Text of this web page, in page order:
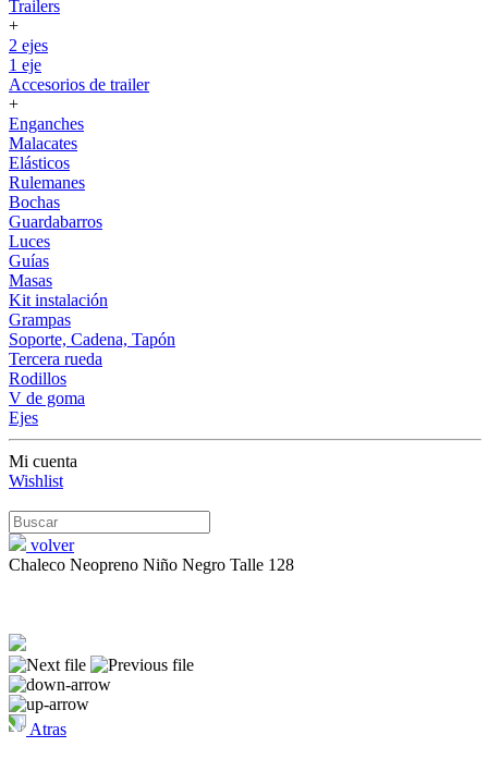
Trailers
+
2 ejes
1 eje
Accesorios de trailer
+
Enganches
Malacates
Elásticos
Rulemanes
Bochas
Guardabarros
Luces
Guías
Masas
Kit instalación
Grampas
Soporte, Cadena, Tapón
Tercera rueda
Rodillos
V de goma
Ejes
Mi cuenta
Wishlist
volver
Chaleco Neopreno Niño Negro Talle 128
Atras